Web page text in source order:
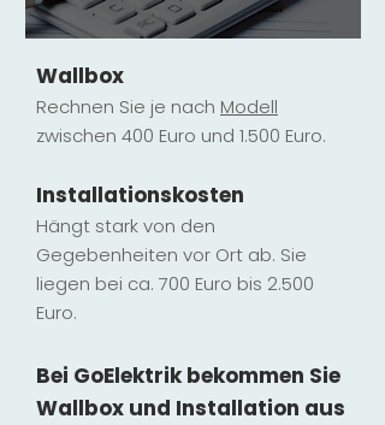
Wallbox
Rechnen Sie je nach Modell
zwischen 400 Euro und 1.500 Euro.
Installationskosten
Hängt stark von den
Gegebenheiten vor Ort ab. Sie
liegen bei ca. 700 Euro bis 2.500
Euro.
Bei GoElektrik bekommen Sie
Wallbox und Installation aus